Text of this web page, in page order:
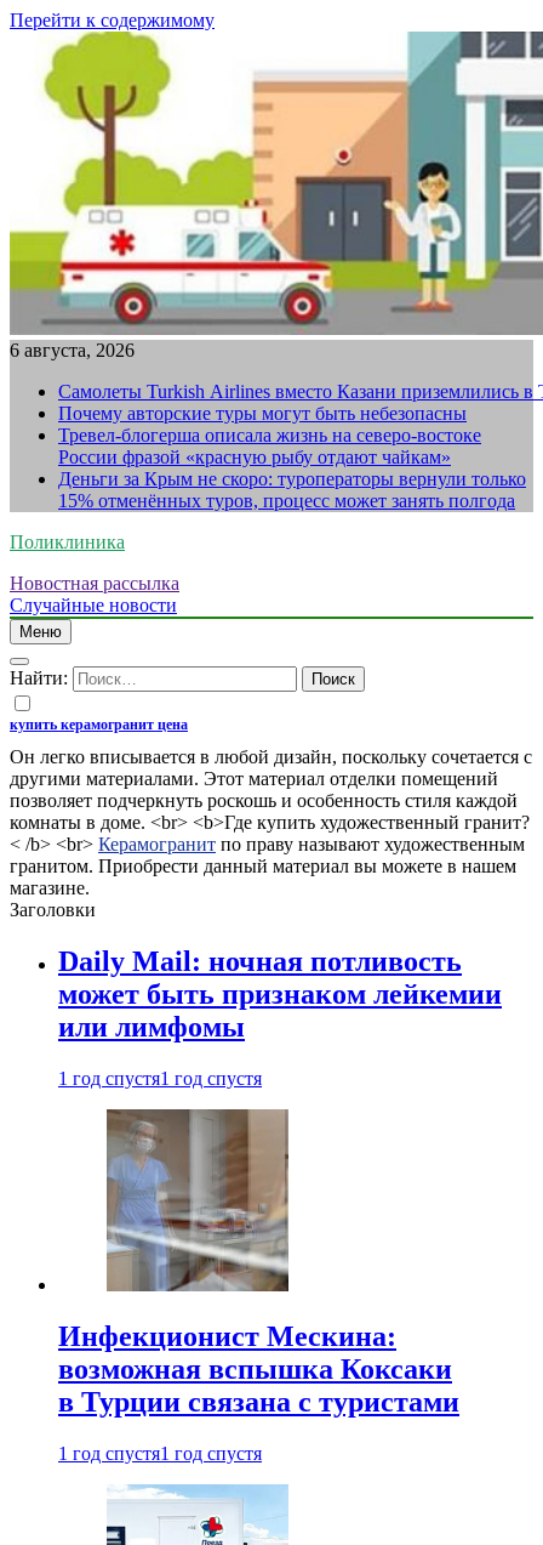
Перейти к содержимому
6 августа, 2026
Самолеты Turkish Airlines вместо Казани приземлились в
Почему авторские туры могут быть небезопасны
Тревел-блогерша описала жизнь на северо-востоке
России фразой «красную рыбу отдают чайкам»
Деньги за Крым не скоро: туроператоры вернули только
15% отменённых туров, процесс может занять полгода
Поликлиника
Новостная рассылка
Случайные новости
Меню
Найти:
купить керамогранит цена
Он легко вписывается в любой дизайн, поскольку сочетается с
другими материалами. Этот материал отделки помещений
позволяет подчеркнуть роскошь и особенность стиля каждой
комнаты в доме. <br> <b>Где купить художественный гранит?
< /b> <br> Керамогранит по праву называют художественным
гранитом. Приобрести данный материал вы можете в нашем
магазине.
Заголовки
Daily Mail: ночная потливость
может быть признаком лейкемии
или лимфомы
1 год спустя1 год спустя
Инфекционист Мескина:
возможная вспышка Коксаки
в Турции связана с туристами
1 год спустя1 год спустя